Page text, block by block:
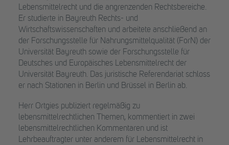
Lebensmittelrecht und die angrenzenden Rechtsbereiche.
Er studierte in Bayreuth Rechts- und
Wirtschaftswissenschaften und arbeitete anschließend an
der Forschungsstelle für Nahrungsmittelqualität (ForN) der
Universität Bayreuth sowie der Forschungsstelle für
Deutsches und Europäisches Lebensmittelrecht der
Universität Bayreuth. Das juristische Referendariat schloss
er nach Stationen in Berlin und Brüssel in Berlin ab.
Herr Ortgies publiziert regelmäßig zu
lebensmittelrechtlichen Themen, kommentiert in zwei
lebensmittelrechtlichen Kommentaren und ist
Lehrbeauftragter unter anderem für Lebensmittelrecht in